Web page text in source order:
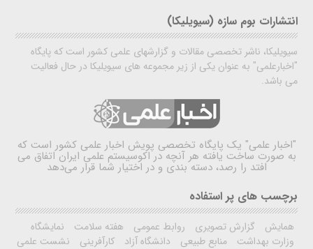
انتشارات بوم سازه (سیویلیکا)
سیویلیکا، ناشر تخصصی مقالات و گزارشهای علمی کشور است که پایگاه
"اخبارعلمی" به عنوان یکی از زیر مجموعه های سیویلیکا در حال فعالیت
می باشد.
"اخبار علمی" یک پایگاه تخصصی پویش اخبار علمی کشور است که
به صورت ساخت یافته هر آنچه در اکوسیستم علمی ایران اتفاق می
افتد را رصد، دسته بندی و در اختیار شما قرار می‌دهد
برچسب های پر استفاده
همایش گزارش تصویری روابط عمومی هفته سلامت
نمایشگاه
وزارت بهداشت
منابع طبیعی دانشگاه آزاد کارآفرینی
نشست علمی